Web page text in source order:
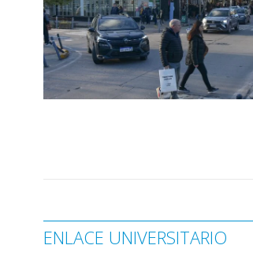
ENLACE UNIVERSITARIO